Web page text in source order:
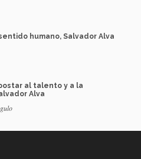
humano, Salvador Alva
al talento y a la
Alva